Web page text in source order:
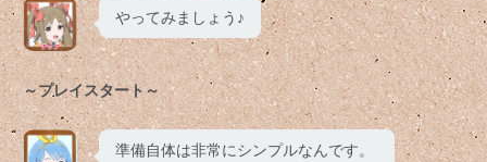
やってみましょう♪
～プレイスタート～
準備自体は非常にシンプルなんです。